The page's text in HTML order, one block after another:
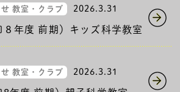
教室・クラブ 2026.3.31
８年度 前期）キッズ科学教室
教室・クラブ 2026.3.31